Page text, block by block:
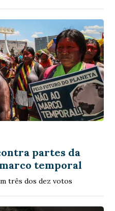
partes da
temporal
três dos dez votos